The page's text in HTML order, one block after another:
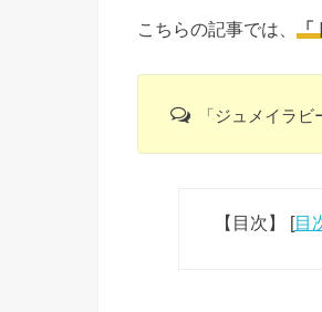
こちらの記事では、 「
「ジュメイラ
【目次】 [目